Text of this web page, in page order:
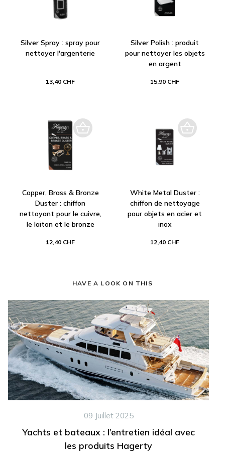
Silver Spray : spray pour
nettoyer l'argenterie
13,40 CHF
Silver Polish : produit
pour nettoyer les objets
en argent
15,90 CHF
Copper, Brass & Bronze
Duster : chiffon
nettoyant pour le cuivre,
le laiton et le bronze
12,40 CHF
White Metal Duster :
chiffon de nettoyage
pour objets en acier et
inox
12,40 CHF
HAVE A LOOK ON THIS
09 Juillet 2025
Yachts et bateaux : l’entretien idéal avec
les produits Hagerty